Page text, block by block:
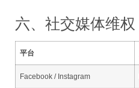
六、社交媒体维权
平台
Facebook / Instagram